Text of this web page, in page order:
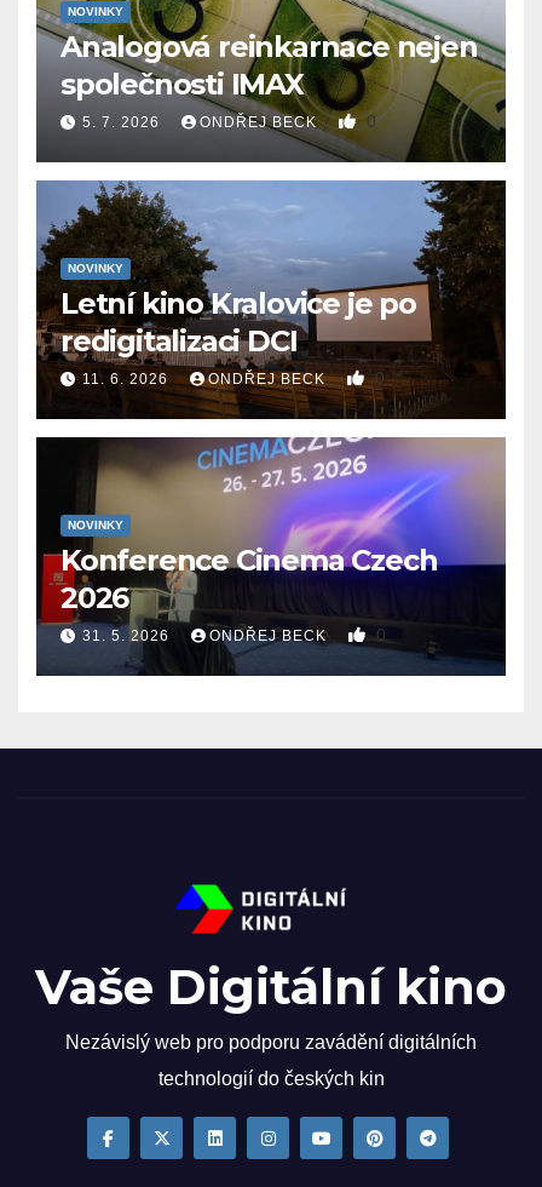
NOVINKY
Analogová reinkarnace nejen
společnosti IMAX
5. 7. 2026 ONDŘEJ BECK 0
NOVINKY
Letní kino Kralovice je po
redigitalizaci DCI
11. 6. 2026 ONDŘEJ BECK 0
NOVINKY
Konference Cinema Czech
2026
31. 5. 2026 ONDŘEJ BECK 0
Vaše Digitální kino
Nezávislý web pro podporu zavádění digitálních
technologií do českých kin